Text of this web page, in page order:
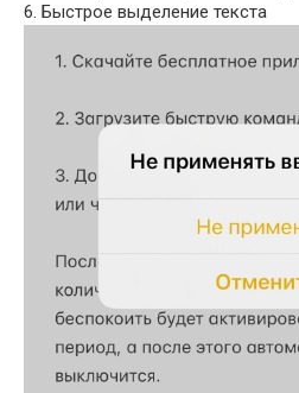
6. Быстрое выделение текста